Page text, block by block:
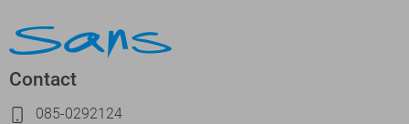
Contact
085-0292124